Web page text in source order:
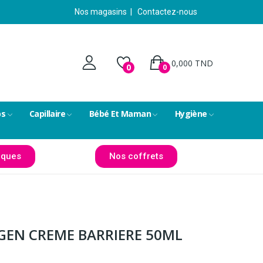
Nos magasins Contactez-nous
0 0,000 TND
0
Capillaire Bébé Et Maman Hygiène
Nos coffrets
CREME BARRIERE 50ML